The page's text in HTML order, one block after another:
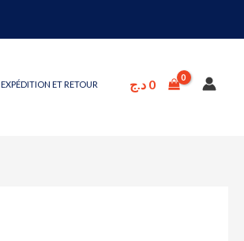
EXPÉDITION ET RETOUR 0 د.ج